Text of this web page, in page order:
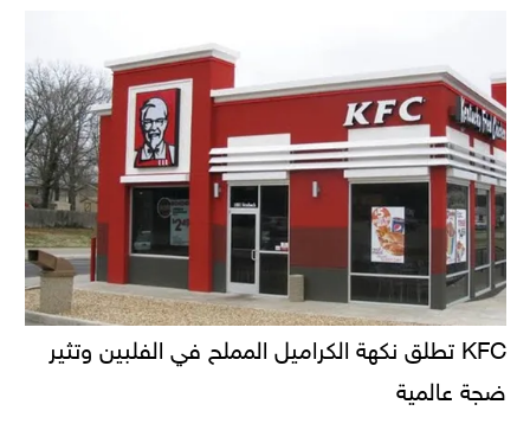
KFC تطلق نكهة الكراميل المملح في الفلبين وتثير
ضجة عالمية